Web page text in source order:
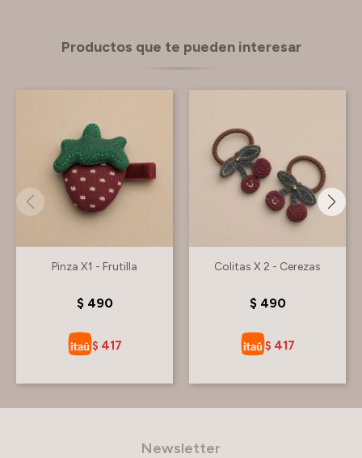
Productos que te pueden interesar
Pinza X1 - Frutilla
$ 490
$ 417
Colitas X 2 - Cerezas
$ 490
$ 417
Newsletter